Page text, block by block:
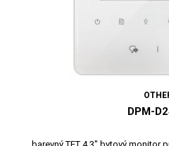
DPM-